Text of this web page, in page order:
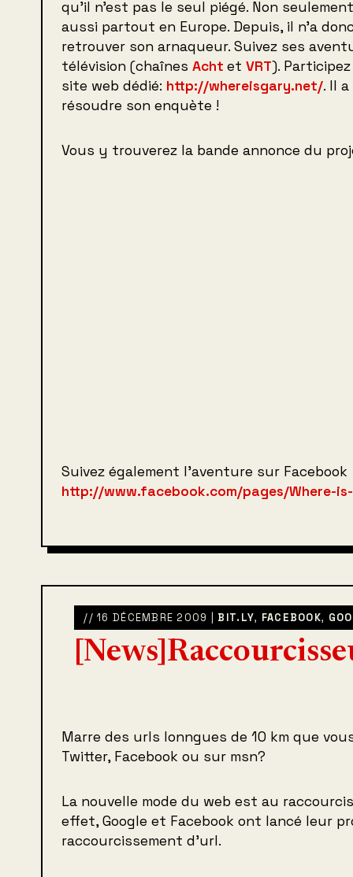
qu’il n’est pas le seul piégé. Non
aussi partout en Europe. Depuis, il n’a
retrouver son arnaqueur. Suivez ses
télévision (chaînes Acht et VRT).
site web dédié: http://whereisgary.net/. Il
résoudre son enquète !
Vous y trouverez la bande annonce du
Suivez également l’aventure sur Facebook
http://www.facebook.com/pages/Where-
// 16 DÉCEMBRE 2009 | BIT.LY, FACEBOOK,
Marre des urls lonngues de 10 km que
Twitter, Facebook ou sur msn?
La nouvelle mode du web est au
effet, Google et Facebook ont lancé leur
raccourcissement d’url.